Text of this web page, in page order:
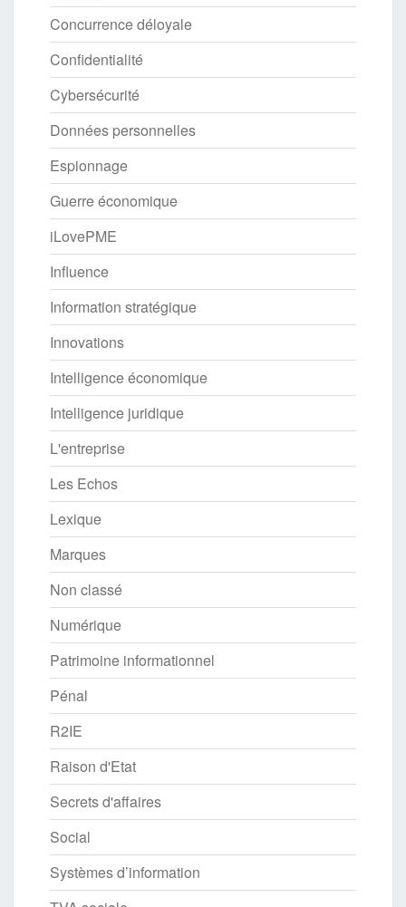
Concurrence déloyale
Confidentialité
Cybersécurité
Données personnelles
Espionnage
Guerre économique
iLovePME
Influence
Information stratégique
Innovations
Intelligence économique
Intelligence juridique
L'entreprise
Les Echos
Lexique
Marques
Non classé
Numérique
Patrimoine informationnel
Pénal
R2IE
Raison d'Etat
Secrets d'affaires
Social
Systèmes d’information